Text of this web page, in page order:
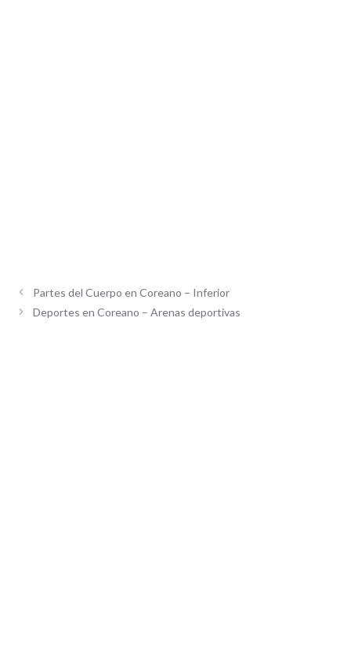
Partes del Cuerpo en Coreano – Inferior
Deportes en Coreano – Arenas deportivas